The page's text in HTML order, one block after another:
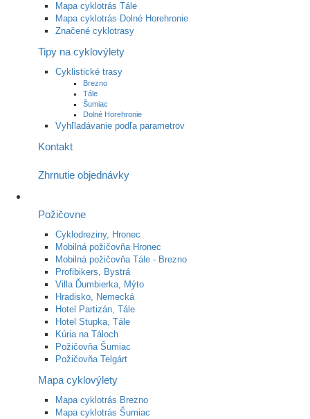
Mapa cyklotrás Tále
Mapa cyklotrás Dolné Horehronie
Značené cyklotrasy
Tipy na cyklovýlety
Cyklistické trasy
Brezno
Tále
Šumiac
Dolné Horehronie
Vyhľladávanie podľa parametrov
Kontakt
Zhrnutie objednávky
Požičovne
Cyklodreziny, Hronec
Mobilná požičovňa Hronec
Mobilná požičovňa Tále - Brezno
Profibikers, Bystrá
Villa Ďumbierka, Mýto
Hradisko, Nemecká
Hotel Partizán, Tále
Hotel Stupka, Tále
Kúria na Táloch
Požičovňa Šumiac
Požičovňa Telgárt
Mapa cyklovýlety
Mapa cyklotrás Brezno
Mapa cyklotrás Šumiac